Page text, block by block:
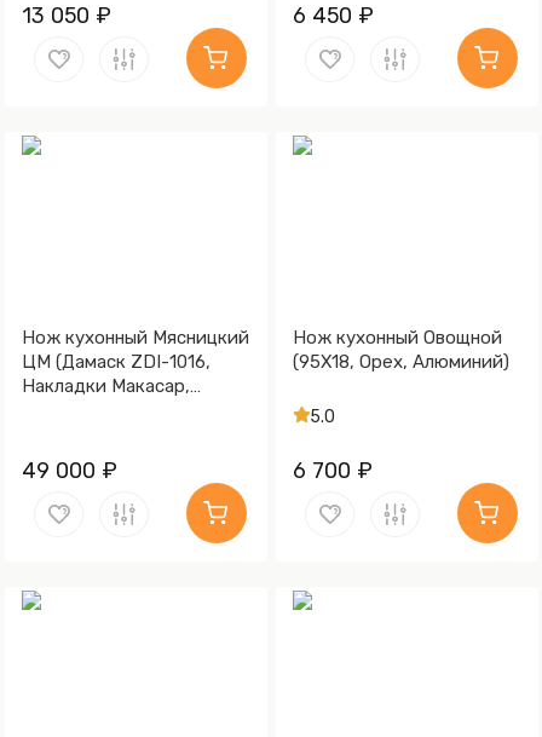
13 050 ₽ 6 450 ₽
Нож кухонный Мясницкий
ЦМ (Дамаск ZDI-1016,
Накладки Макасар,
49 000 ₽
Нож кухонный Овощной
(95Х18, Орех, Алюминий)
5.0
6 700 ₽